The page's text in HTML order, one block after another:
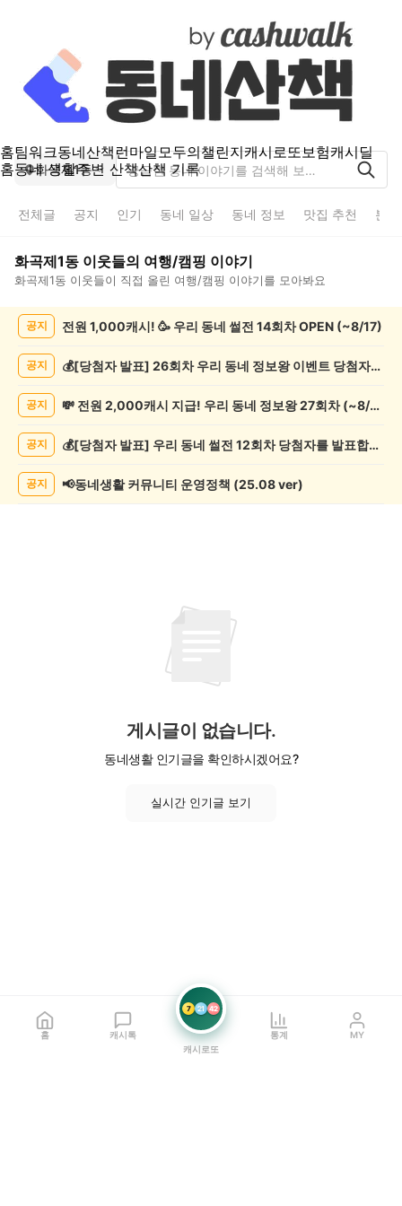
홈팀워크동네산책런마일모두의챌린지캐시로또보험캐시딜
홈동네 생활주변 산책산책 기록
화곡제1동
전체글 공지 인기 동네 일상 동네 정보 맛집 추천 분
화곡제1동 이웃들의 여행/캠핑 이야기
화곡제1동 이웃들이 직접 올린 여행/캠핑 이야기를 모아봐요
행/
글
공지 전원 1,000캐시! 🥳 우리 동네 썰전 14회차 OPEN (~8/17)
공지 💰[당첨자 발표] 26회차 우리 동네 정보왕 이벤트 당첨자를 발표합니다!
공지 💸 전원 2,000캐시 지급! 우리 동네 정보왕 27회차 (~8/10)
공지 💰[당첨자 발표] 우리 동네 썰전 12회차 당첨자를 발표합니다!
공지 📢동네생활 커뮤니티 운영정책 (25.08 ver)
게시글이 없습니다.
동네생활 인기글을 확인하시겠어요?
실시간 인기글 보기
홈 캐시톡
7 21 42
캐시로또
통계 MY